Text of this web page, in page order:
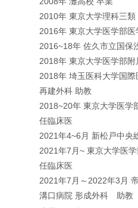
2010年 東京大学理科三類
2016年 東京大学医学部医
2016~18年 佐久市立国保
2018年 東京大学医学部
2018年 埼玉医科大学国
再建外科 助教
2018~20年 東京大学医学
任臨床医
2021年4~6月 新松戸中央
2021年7月~ 東京大学医
任臨床医
2021年7月～2022年3月
溝口病院 形成外科 助教